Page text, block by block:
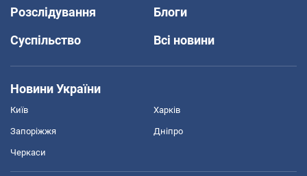
Розслідування
Блоги
Суспільство
Всі новини
Новини України
Київ Харків
Запоріжжя Дніпро
Черкаси